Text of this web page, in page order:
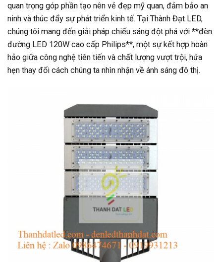
quan trọng góp phần tạo nên vẻ đẹp mỹ quan, đảm bảo an
ninh và thúc đẩy sự phát triển kinh tế. Tại Thành Đạt LED,
chúng tôi mang đến giải pháp chiếu sáng đột phá với **đèn
đường LED 120W cao cấp Philips**, một sự kết hợp hoàn
hảo giữa công nghệ tiên tiến và chất lượng vượt trội, hứa
hẹn thay đổi cách chúng ta nhìn nhận về ánh sáng đô thị.